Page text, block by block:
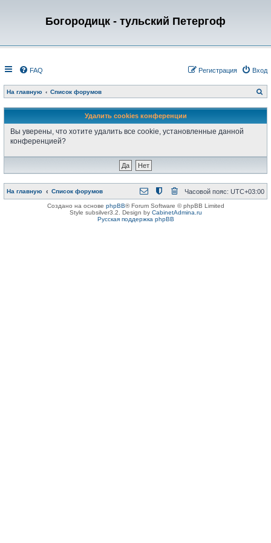
Богородицк - тульский Петергоф
FAQ Вход
Регистрация
На главную Список форумов
о
с
Удалить cookies конференции
Вы уверены, что хотите удалить все cookie, установленные данной
конференцией?
На главную Список форумов Часовой пояс: UTC+03:00
Создано на основе phpBB® Forum Software © phpBB Limited
Style subsilver3.2. Design by CabinetAdmina.ru
Русская поддержка phpBB